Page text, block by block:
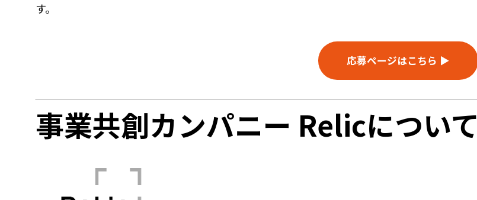
す。
応募ページはこちら ▶
事業共創カンパニー Relicについて